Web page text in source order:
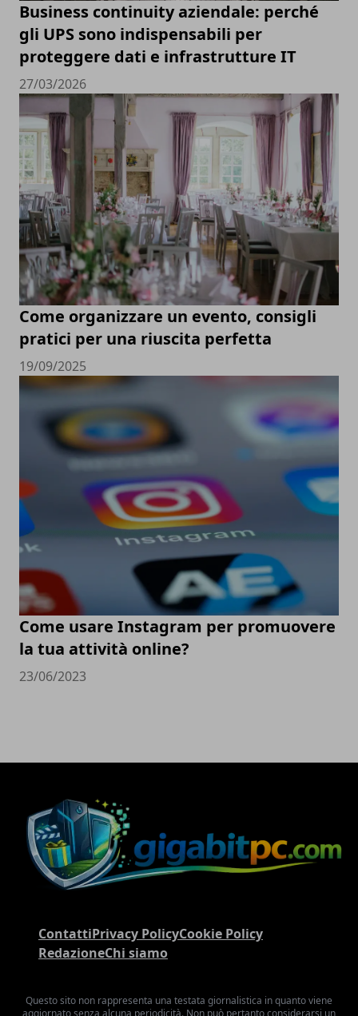
Business continuity aziendale: perché
gli UPS sono indispensabili per
proteggere dati e infrastrutture IT
27/03/2026
Come organizzare un evento, consigli
pratici per una riuscita perfetta
19/09/2025
Come usare Instagram per promuovere
la tua attività online?
23/06/2023
ContattiPrivacy PolicyCookie Policy
RedazioneChi siamo
Questo sito non rappresenta una testata giornalistica in quanto viene